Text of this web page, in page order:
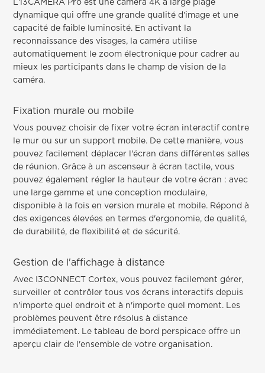
L'i3CAMERA Pro est une caméra 4K à large plage
dynamique qui offre une grande qualité d'image et une
capacité de faible luminosité. En activant la
reconnaissance des visages, la caméra utilise
automatiquement le zoom électronique pour cadrer au
mieux les participants dans le champ de vision de la
caméra.
Fixation murale ou mobile
Vous pouvez choisir de fixer votre écran interactif contre
le mur ou sur un support mobile. De cette manière, vous
pouvez facilement déplacer l'écran dans différentes salles
de réunion. Grâce à un ascenseur à écran tactile, vous
pouvez également régler la hauteur de votre écran : avec
une large gamme et une conception modulaire,
disponible à la fois en version murale et mobile. Répond à
des exigences élevées en termes d'ergonomie, de qualité,
de durabilité, de flexibilité et de sécurité.
Gestion de l'affichage à distance
Avec I3CONNECT Cortex, vous pouvez facilement gérer,
surveiller et contrôler tous vos écrans interactifs depuis
n'importe quel endroit et à n'importe quel moment. Les
problèmes peuvent être résolus à distance
immédiatement. Le tableau de bord perspicace offre un
aperçu clair de l'ensemble de votre organisation.